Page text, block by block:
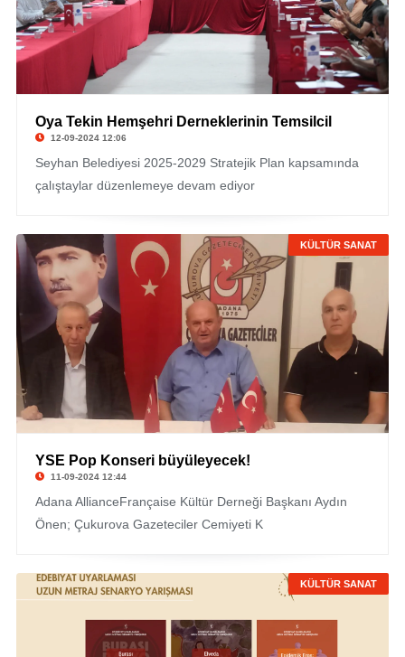
Oya Tekin Hemşehri Derneklerinin Temsilcil
12-09-2024 12:06
Seyhan Belediyesi 2025-2029 Stratejik Plan kapsamında
çalıştaylar düzenlemeye devam ediyor
KÜLTÜR SANAT
YSE Pop Konseri büyüleyecek!
11-09-2024 12:44
Adana AllianceFrançaise Kültür Derneği Başkanı Aydın
Önen; Çukurova Gazeteciler Cemiyeti K
KÜLTÜR SANAT